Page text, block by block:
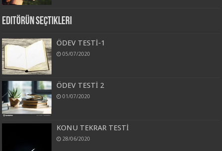
Editörün Seçtikleri
ÖDEV TESTİ-1
05/07/2020
ÖDEV TESTİ 2
01/07/2020
KONU TEKRAR TESTİ
28/06/2020